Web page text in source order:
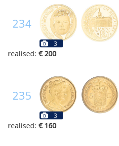
234
3
realised: € 200
235
3
realised: € 160